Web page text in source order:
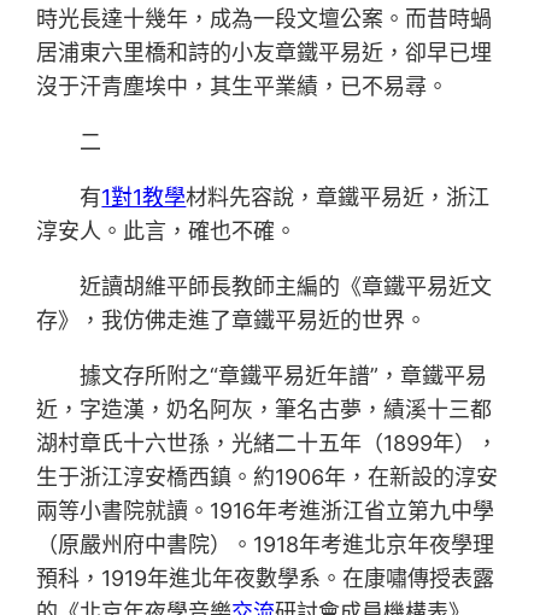
時光長達十幾年，成為一段文壇公案。而昔時蝸
居浦東六里橋和詩的小友章鐵平易近，卻早已埋
沒于汗青塵埃中，其生平業績，已不易尋。
二
有1對1教學材料先容說，章鐵平易近，浙江
淳安人。此言，確也不確。
近讀胡維平師長教師主編的《章鐵平易近文
存》，我仿佛走進了章鐵平易近的世界。
據文存所附之“章鐵平易近年譜”，章鐵平易
近，字造漢，奶名阿灰，筆名古夢，績溪十三都
湖村章氏十六世孫，光緒二十五年（1899年），
生于浙江淳安橋西鎮。約1906年，在新設的淳安
兩等小書院就讀。1916年考進浙江省立第九中學
（原嚴州府中書院）。1918年考進北京年夜學理
預科，1919年進北年夜數學系。在康嘯傳授表露